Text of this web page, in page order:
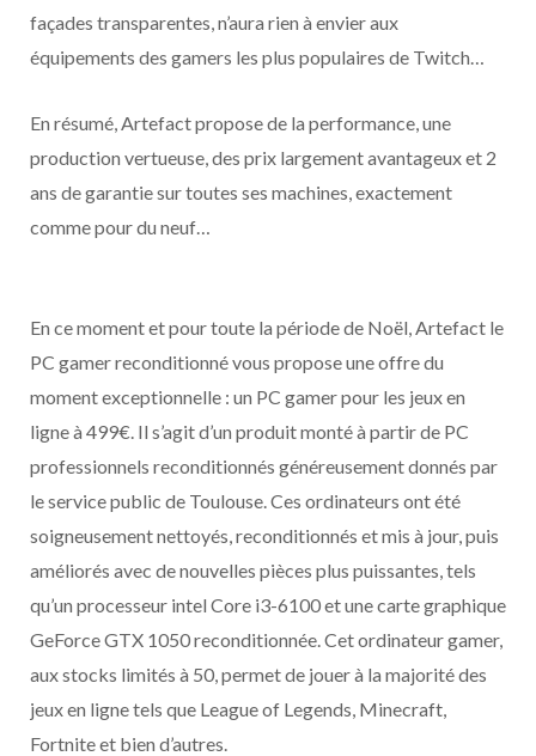
façades transparentes, n’aura rien à envier aux
équipements des gamers les plus populaires de Twitch…
En résumé, Artefact propose de la performance, une
production vertueuse, des prix largement avantageux et 2
ans de garantie sur toutes ses machines, exactement
comme pour du neuf…
En ce moment et pour toute la période de Noël, Artefact le
PC gamer reconditionné vous propose une offre du
moment exceptionnelle : un PC gamer pour les jeux en
ligne à 499€. Il s’agit d’un produit monté à partir de PC
professionnels reconditionnés généreusement donnés par
le service public de Toulouse. Ces ordinateurs ont été
soigneusement nettoyés, reconditionnés et mis à jour, puis
améliorés avec de nouvelles pièces plus puissantes, tels
qu’un processeur intel Core i3-6100 et une carte graphique
GeForce GTX 1050 reconditionnée. Cet ordinateur gamer,
aux stocks limités à 50, permet de jouer à la majorité des
jeux en ligne tels que League of Legends, Minecraft,
Fortnite et bien d’autres.